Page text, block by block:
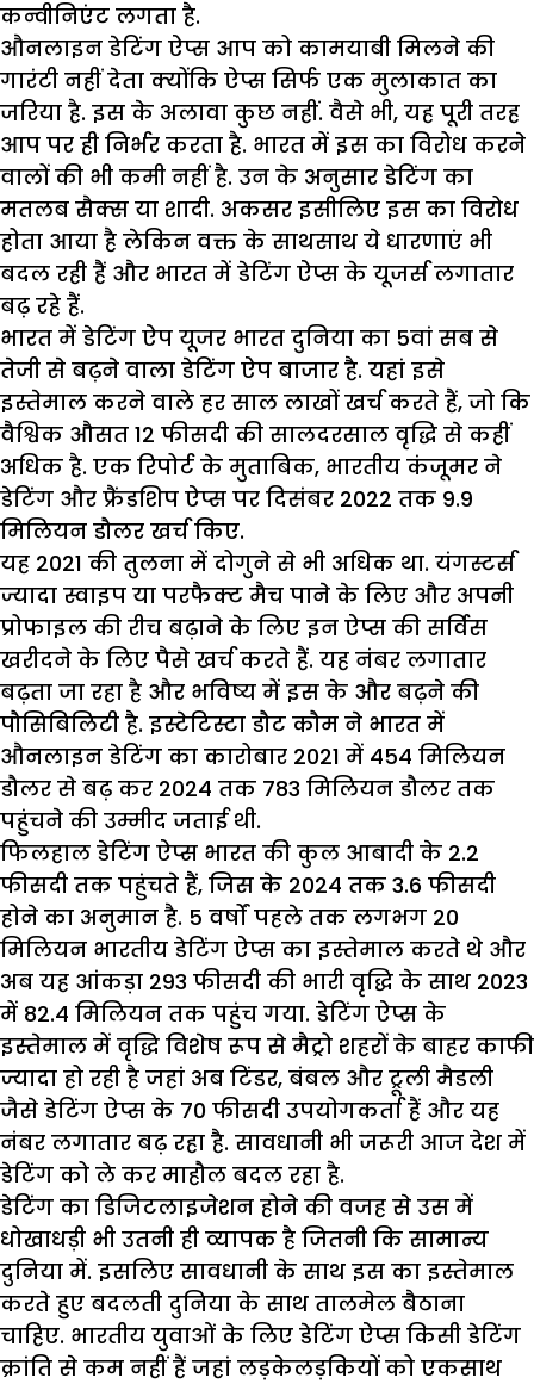
कन्वीनिएंट लगता है.
औनलाइन डेटिंग ऐप्स आप को कामयाबी मिलने की
गारंटी नहीं देता क्योंकि ऐप्स सिर्फ एक मुलाकात का
जरिया है. इस के अलावा कुछ नहीं. वैसे भी, यह पूरी तरह
आप पर ही निर्भर करता है. भारत में इस का विरोध करने
वालों की भी कमी नहीं है. उन के अनुसार डेटिंग का
मतलब सैक्स या शादी. अकसर इसीलिए इस का विरोध
होता आया है लेकिन वक्त के साथसाथ ये धारणाएं भी
बदल रही हैं और भारत में डेटिंग ऐप्स के यूजर्स लगातार
बढ़ रहे हैं.
भारत में डेटिंग ऐप यूजर भारत दुनिया का 5वां सब से
तेजी से बढ़ने वाला डेटिंग ऐप बाजार है. यहां इसे
इस्तेमाल करने वाले हर साल लाखों खर्च करते हैं, जो कि
वैश्विक औसत 12 फीसदी की सालदरसाल वृद्धि से कहीं
अधिक है. एक रिपोर्ट के मुताबिक, भारतीय कंजूमर ने
डेटिंग और फ्रैंडशिप ऐप्स पर दिसंबर 2022 तक 9.9
मिलियन डौलर खर्च किए.
यह 2021 की तुलना में दोगुने से भी अधिक था. यंगस्टर्स
ज्यादा स्वाइप या परफैक्ट मैच पाने के लिए और अपनी
प्रोफाइल की रीच बढ़ाने के लिए इन ऐप्स की सर्विस
खरीदने के लिए पैसे खर्च करते हैं. यह नंबर लगातार
बढ़ता जा रहा है और भविष्य में इस के और बढ़ने की
पौसिबिलिटी है. इस्टेटिस्टा डौट कौम ने भारत में
औनलाइन डेटिंग का कारोबार 2021 में 454 मिलियन
डौलर से बढ़ कर 2024 तक 783 मिलियन डौलर तक
पहुंचने की उम्मीद जताई थी.
फिलहाल डेटिंग ऐप्स भारत की कुल आबादी के 2.2
फीसदी तक पहुंचते हैं, जिस के 2024 तक 3.6 फीसदी
होने का अनुमान है. 5 वर्षों पहले तक लगभग 20
मिलियन भारतीय डेटिंग ऐप्स का इस्तेमाल करते थे और
अब यह आंकड़ा 293 फीसदी की भारी वृद्धि के साथ 2023
में 82.4 मिलियन तक पहुंच गया. डेटिंग ऐप्स के
इस्तेमाल में वृद्धि विशेष रूप से मैट्रो शहरों के बाहर काफी
ज्यादा हो रही है जहां अब टिंडर, बंबल और ट्रूली मैडली
जैसे डेटिंग ऐप्स के 70 फीसदी उपयोगकर्ता हैं और यह
नंबर लगातार बढ़ रहा है. सावधानी भी जरूरी आज देश में
डेटिंग को ले कर माहौल बदल रहा है.
डेटिंग का डिजिटलाइजेशन होने की वजह से उस में
धोखाधड़ी भी उतनी ही व्यापक है जितनी कि सामान्य
दुनिया में. इसलिए सावधानी के साथ इस का इस्तेमाल
करते हुए बदलती दुनिया के साथ तालमेल बैठाना
चाहिए. भारतीय युवाओं के लिए डेटिंग ऐप्स किसी डेटिंग
क्रांति से कम नहीं हैं जहां लड़केलड़कियों को एकसाथ